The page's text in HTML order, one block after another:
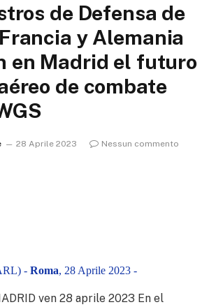
de Defensa de
y Alemania
en Madrid el futuro
de combate
28 Aprile 2023
Nessun commento
- Roma, 28 Aprile 2023 -
ven 28 aprile 2023 En el